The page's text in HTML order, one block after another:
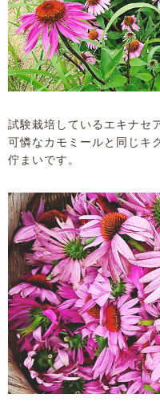
試験栽培しているエキナセ
可憐なカモミールと同じキ
佇まいです。